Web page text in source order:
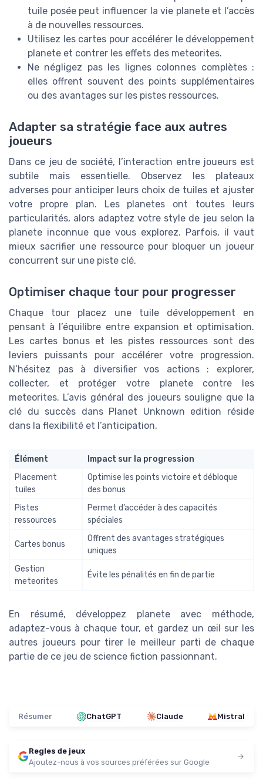
tuile posée peut influencer la vie planete et l’accès
à de nouvelles ressources.
Utilisez les cartes pour accélérer le développement
planete et contrer les effets des meteorites.
Ne négligez pas les lignes colonnes complètes :
elles offrent souvent des points supplémentaires
ou des avantages sur les pistes ressources.
Adapter sa stratégie face aux autres
joueurs
Dans ce jeu de société, l’interaction entre joueurs est
subtile mais essentielle. Observez les plateaux
adverses pour anticiper leurs choix de tuiles et ajuster
votre propre plan. Les planetes ont toutes leurs
particularités, alors adaptez votre style de jeu selon la
planete inconnue que vous explorez. Parfois, il vaut
mieux sacrifier une ressource pour bloquer un joueur
concurrent sur une piste clé.
Optimiser chaque tour pour progresser
Chaque tour placez une tuile développement en
pensant à l’équilibre entre expansion et optimisation.
Les cartes bonus et les pistes ressources sont des
leviers puissants pour accélérer votre progression.
N’hésitez pas à diversifier vos actions : explorer,
collecter, et protéger votre planete contre les
meteorites. L’avis général des joueurs souligne que la
clé du succès dans Planet Unknown edition réside
dans la flexibilité et l’anticipation.
Élément
Impact sur la progression
Placement
tuiles
Optimise les points victoire et débloque
des bonus
Pistes
ressources
Permet d’accéder à des capacités
spéciales
Cartes bonus
Offrent des avantages stratégiques
uniques
Gestion
meteorites
Évite les pénalités en fin de partie
En résumé, développez planete avec méthode,
adaptez-vous à chaque tour, et gardez un œil sur les
autres joueurs pour tirer le meilleur parti de chaque
partie de ce jeu de science fiction passionnant.
Résumer ChatGPT Claude Mistral
Regles de jeux
Ajoutez-nous à vos sources préférées sur Google